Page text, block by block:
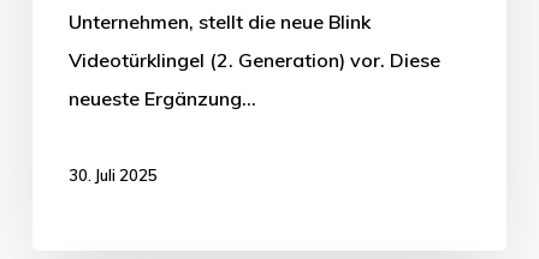
Unternehmen, stellt die neue Blink
Videotürklingel (2. Generation) vor. Diese
neueste Ergänzung…
30. Juli 2025